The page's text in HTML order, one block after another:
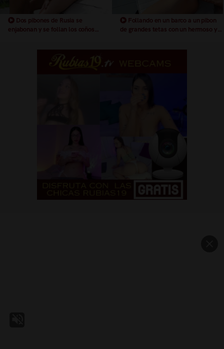
Dos pibones de Rusia se
enjabonan y se follan los coños
Follando en un barco a un pibon
de grandes tetas con un hermoso y